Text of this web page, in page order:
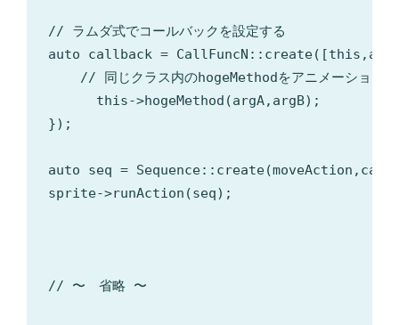
// ラムダ式でコールバックを設定する
auto callback =
// 同じクラス内のhogeMethodをアニメーション終
      this->hogeMethod(argA,argB);
});
auto seq =
sprite->runAction(seq);
// 〜　省略 〜